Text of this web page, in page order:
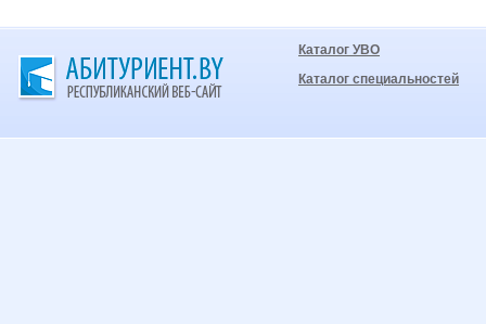
Каталог УВО
Каталог специальностей